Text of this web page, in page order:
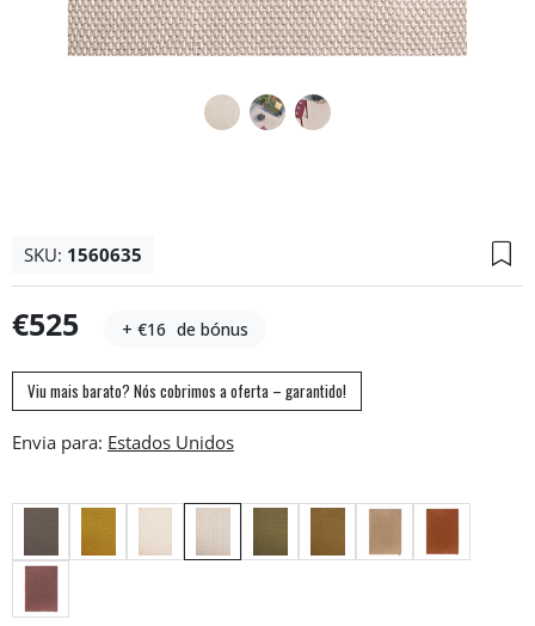
SKU: 1560635
€525 + €16 de bónus
Viu mais barato? Nós cobrimos a oferta – garantido!
Envia para: